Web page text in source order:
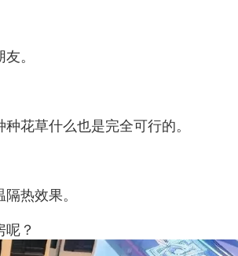
。
花草什么也是完全可行的。
热效果。
？